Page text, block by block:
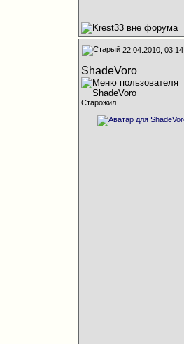
22.04.2010, 03:14
ShadeVoro
Старожил